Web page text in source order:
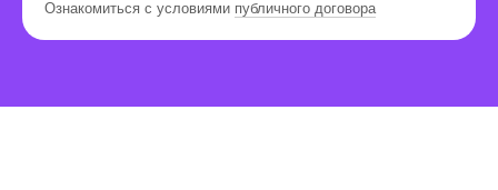
Ознакомиться с условиями публичного договора